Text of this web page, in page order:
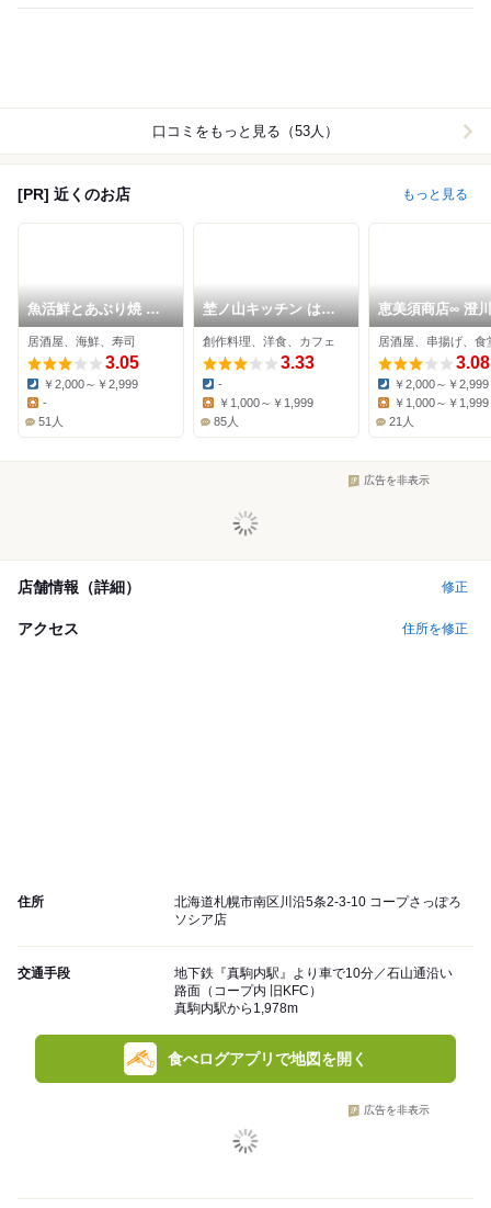
口コミをもっと見る（53人）
[PR] 近くのお店 もっと見る
魚活鮮とあぶり焼 海
へ 川沿店
居酒屋、海鮮、寿司
3.05
Dinner:
￥2,000～￥2,999
Lunch:
-
51人
埜ノ山キッチン はる
らんな
創作料理、洋食、カフェ
3.33
Dinner:
-
Lunch:
￥1,000～￥1,999
85人
恵美須商店∞ 澄川
居酒屋、串揚げ、食
3.08
Dinner:
￥2,000～￥2,999
Lunch:
￥1,000～￥1,999
21人
広告を非表示
店舗情報（詳細） 修正
アクセス 住所を修正
住所
北海道札幌市南区川沿5条2-3-10 コープさっぽろ
ソシア店
交通手段
地下鉄『真駒内駅』より車で10分／石山通沿い
路面（コープ内 旧KFC）
真駒内駅から1,978m
食べログアプリで地図を開く
広告を非表示